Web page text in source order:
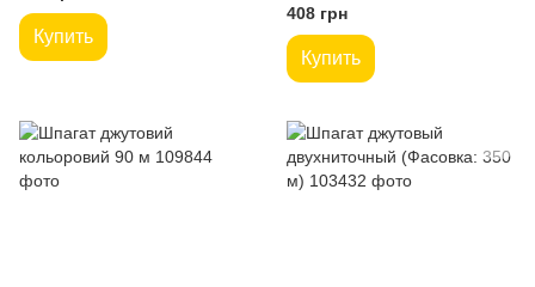
Купить
408 грн
Купить